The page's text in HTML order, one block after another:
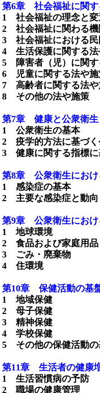
第6章 社会福祉に関す
1 社会福祉の理念と変
2 社会福祉に関わる機
3 社会福祉における民
4 生活保護に関する法
5 障害者（児）に関す
6 児童に関する法や施
7 高齢者に関する法や
8 その他の法や施策
第7章 健康と公衆衛生
1 公衆衛生の基本
2 疫学的方法に基づく
3 健康に関する指標に
第8章 公衆衛生におけ
1 感染症の基本
2 主要な感染症と動向
第9章 公衆衛生におけ
1 地球環境
2 食品および家庭用品
3 ごみ・廃棄物
4 住環境
第10章 保健活動の基
1 地域保健
2 母子保健
3 精神保健
4 学校保健
5 その他の保健活動の
第11章 生活者の健康
1 生活習慣病の予防
2 職場の健康管理